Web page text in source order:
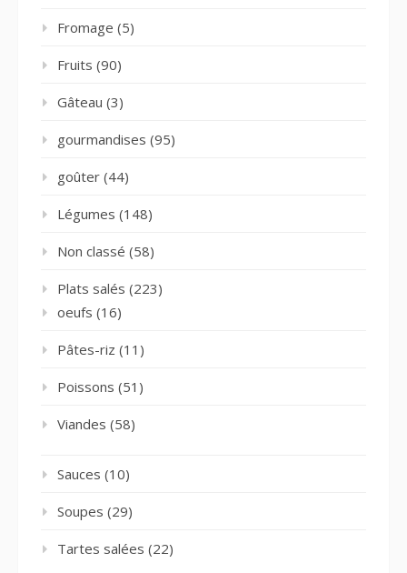
Fromage (5)
Fruits (90)
Gâteau (3)
gourmandises (95)
goûter (44)
Légumes (148)
Non classé (58)
Plats salés (223)
oeufs (16)
Pâtes-riz (11)
Poissons (51)
Viandes (58)
Sauces (10)
Soupes (29)
Tartes salées (22)